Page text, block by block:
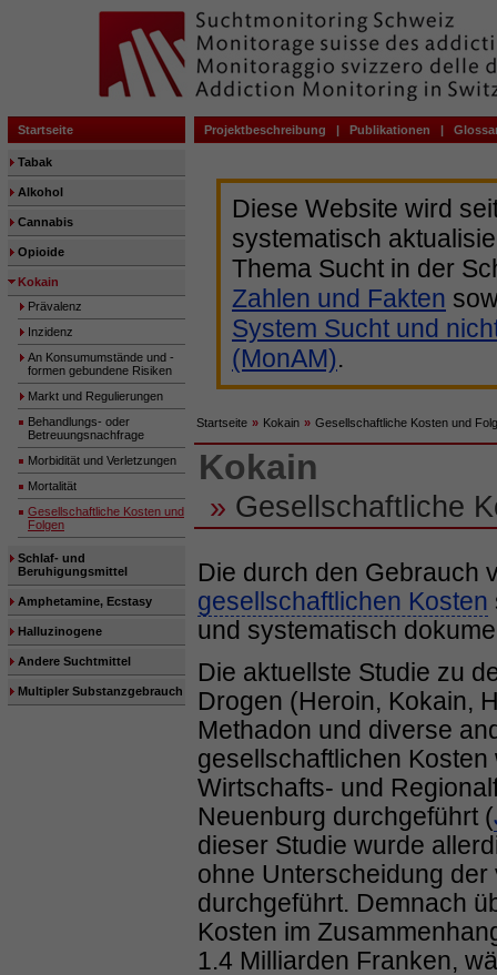
Startseite Projektbeschreibung | Publikationen |
Tabak
Alkohol
Cannabis
Opioide
Kokain
Prävalenz
Inzidenz
An Konsumumstände und -
formen gebundene Risiken
Markt und Regulierungen
Behandlungs- oder
Betreuungsnachfrage
Morbidität und Verletzungen
Mortalität
Gesellschaftliche Kosten und
Folgen
Schlaf- und
Beruhigungsmittel
Amphetamine, Ecstasy
Halluzinogene
Andere Suchtmittel
Multipler Substanzgebrauch
Diese Website wird
systematisch
Thema Sucht in der
Zahlen und Fakten
System Sucht und
(MonAM).
Startseite » Kokain » Gesellschaftliche Kosten und
Kokain
» Gesellschaftliche
Die durch den Gebrauch
gesellschaftlichen Kosten
und systematisch
Die aktuellste Studie zu
Drogen (Heroin, Kokain,
Methadon und diverse
gesellschaftlichen
Wirtschafts- und
Neuenburg durchgeführt (
dieser Studie wurde
ohne Unterscheidung
durchgeführt. Demnach
Kosten im
1.4 Milliarden Franken,